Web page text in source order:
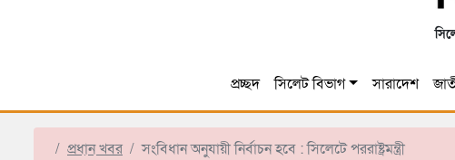
প্রচ্ছদ সিলেট বিভাগ সারাদেশ
প্রধান খবর সংবিধান অনুযায়ী নির্বাচন হবে : সিলেটে পররাষ্ট্রমন্ত্রী